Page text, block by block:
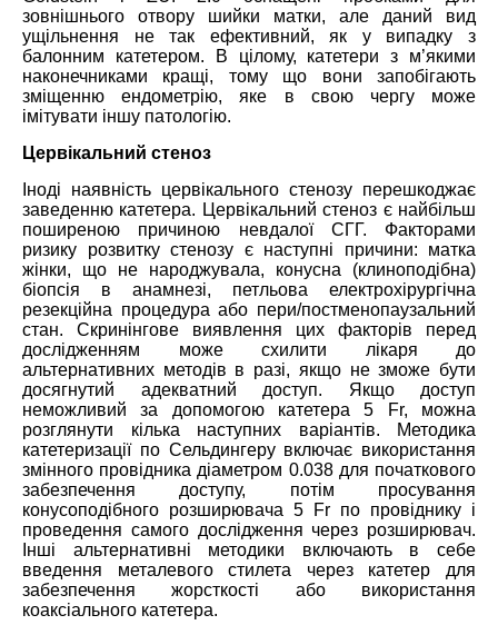
зовнішнього отвору шийки матки, але даний вид
ущільнення не так ефективний, як у випадку з
балонним катетером. В цілому, катетери з м’якими
наконечниками кращі, тому що вони запобігають
зміщенню ендометрію, яке в свою чергу може
імітувати іншу патологію.
Цервікальний стеноз
Іноді наявність цервікального стенозу перешкоджає
заведенню катетера. Цервікальний стеноз є найбільш
поширеною причиною невдалої СГГ. Факторами
ризику розвитку стенозу є наступні причини: матка
жінки, що не народжувала, конусна (клиноподібна)
біопсія в анамнезі, петльова електрохірургічна
резекційна процедура або пери/постменопаузальний
стан. Скринінгове виявлення цих факторів перед
дослідженням може схилити лікаря до
альтернативних методів в разі, якщо не зможе бути
досягнутий адекватний доступ. Якщо доступ
неможливий за допомогою катетера 5 Fr, можна
розглянути кілька наступних варіантів. Методика
катетеризації по Сельдингеру включає використання
змінного провідника діаметром 0.038 для початкового
забезпечення доступу, потім просування
конусоподібного розширювача 5 Fr по провіднику і
проведення самого дослідження через розширювач.
Інші альтернативні методики включають в себе
введення металевого стилета через катетер для
забезпечення жорсткості або використання
коаксіального катетера.